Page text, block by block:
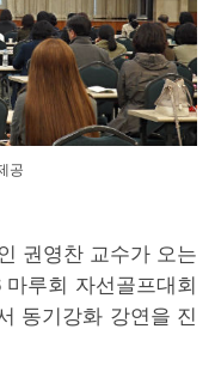
공
권영찬 교수가 오는
루회 자선골프대회
동기강화 강연을 진